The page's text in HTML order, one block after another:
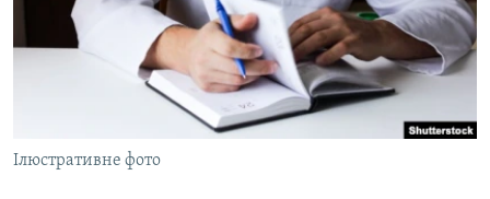
ДЕПОРТАЦІЯ
ВІДЕОУРОКИ «ELIFBE»
СВІДЧЕННЯ ОКУПАЦІЇ
УКРАЇНСЬКА ПРОБЛЕМА КРИМУ
ІНФОГРАФІКА
ЯК ОБІЙТИ БЛОКУВАННЯ
ДОЛУЧАЙСЯ!
Ілюстративне фото